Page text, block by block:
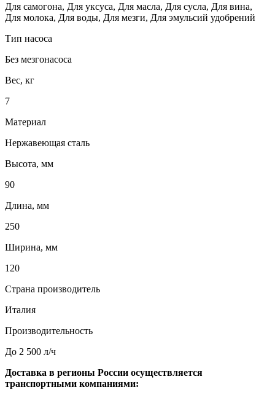
Для самогона, Для уксуса, Для масла, Для сусла, Для вина,
Для молока, Для воды, Для мезги, Для эмульсий удобрений
Тип насоса
Без мезгонасоса
Вес, кг
7
Материал
Нержавеющая сталь
Высота, мм
90
Длина, мм
250
Ширина, мм
120
Страна производитель
Италия
Производительность
До 2 500 л/ч
Доставка в регионы России осуществляется
транспортными компаниями: